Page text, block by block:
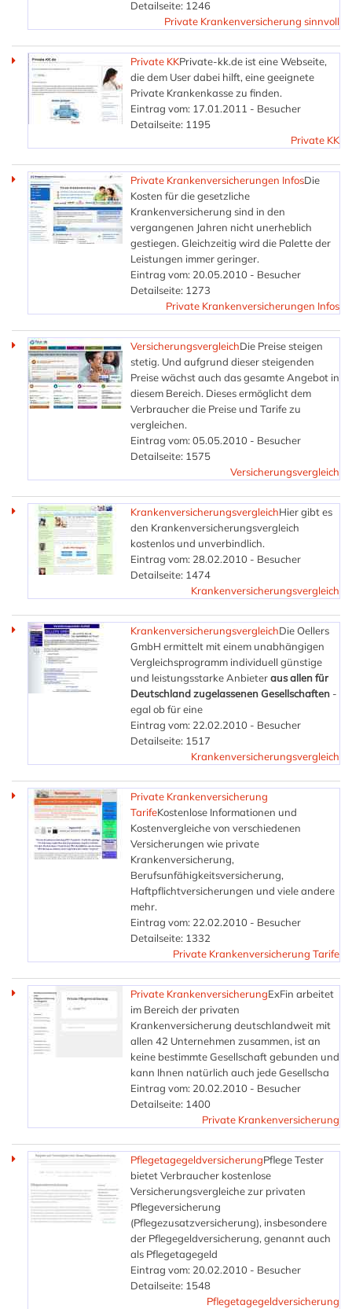
Detailseite: 1246
Private Krankenversicherung sinnvoll
Private KKPrivate-kk.de ist eine Webseite,
die dem User dabei hilft, eine geeignete
Private Krankenkasse zu finden.
Eintrag vom: 17.01.2011 - Besucher
Detailseite: 1195
Private KK
Private Krankenversicherungen InfosDie
Kosten für die gesetzliche
Krankenversicherung sind in den
vergangenen Jahren nicht unerheblich
gestiegen. Gleichzeitig wird die Palette der
Leistungen immer geringer.
Eintrag vom: 20.05.2010 - Besucher
Detailseite: 1273
Private Krankenversicherungen Infos
VersicherungsvergleichDie Preise steigen
stetig. Und aufgrund dieser steigenden
Preise wächst auch das gesamte Angebot in
diesem Bereich. Dieses ermöglicht dem
Verbraucher die Preise und Tarife zu
vergleichen.
Eintrag vom: 05.05.2010 - Besucher
Detailseite: 1575
Versicherungsvergleich
KrankenversicherungsvergleichHier gibt es
den Krankenversicherungsvergleich
kostenlos und unverbindlich.
Eintrag vom: 28.02.2010 - Besucher
Detailseite: 1474
Krankenversicherungsvergleich
KrankenversicherungsvergleichDie Oellers
GmbH ermittelt mit einem unabhängigen
Vergleichsprogramm individuell günstige
und leistungsstarke Anbieteraus allen für
Deutschland zugelassenen Gesellschaften -
egal ob für eine
Eintrag vom: 22.02.2010 - Besucher
Detailseite: 1517
Krankenversicherungsvergleich
Private Krankenversicherung
TarifeKostenlose Informationen und
Kostenvergleiche von verschiedenen
Versicherungen wie private
Krankenversicherung,
Berufsunfähigkeitsversicherung,
Haftpflichtversicherungen und viele andere
mehr.
Eintrag vom: 22.02.2010 - Besucher
Detailseite: 1332
Private Krankenversicherung Tarife
Private KrankenversicherungExFin arbeitet
im Bereich der privaten
Krankenversicherung deutschlandweit mit
allen 42 Unternehmen zusammen, ist an
keine bestimmte Gesellschaft gebunden und
kann Ihnen natürlich auch jede Gesellscha
Eintrag vom: 20.02.2010 - Besucher
Detailseite: 1400
Private Krankenversicherung
PflegetagegeldversicherungPflege Tester
bietet Verbraucher kostenlose
Versicherungsvergleiche zur privaten
Pflegeversicherung
(Pflegezusatzversicherung), insbesondere
der Pflegegeldversicherung, genannt auch
als Pflegetagegeld
Eintrag vom: 20.02.2010 - Besucher
Detailseite: 1548
Pflegetagegeldversicherung